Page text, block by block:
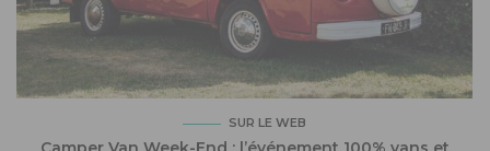
SUR LE WEB